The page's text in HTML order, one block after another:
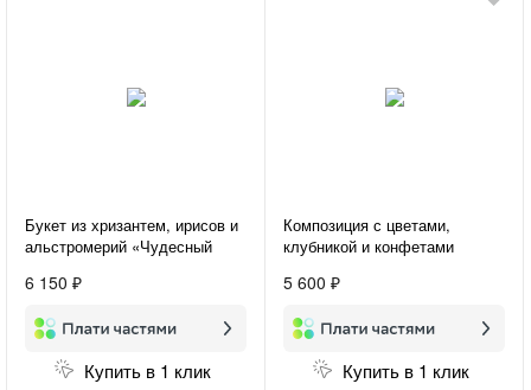
Букет из хризантем, ирисов и
альстромерий «Чудесный
6 150 ₽
Купить в 1 клик
Композиция с цветами,
клубникой и конфетами
5 600 ₽
Купить в 1 клик